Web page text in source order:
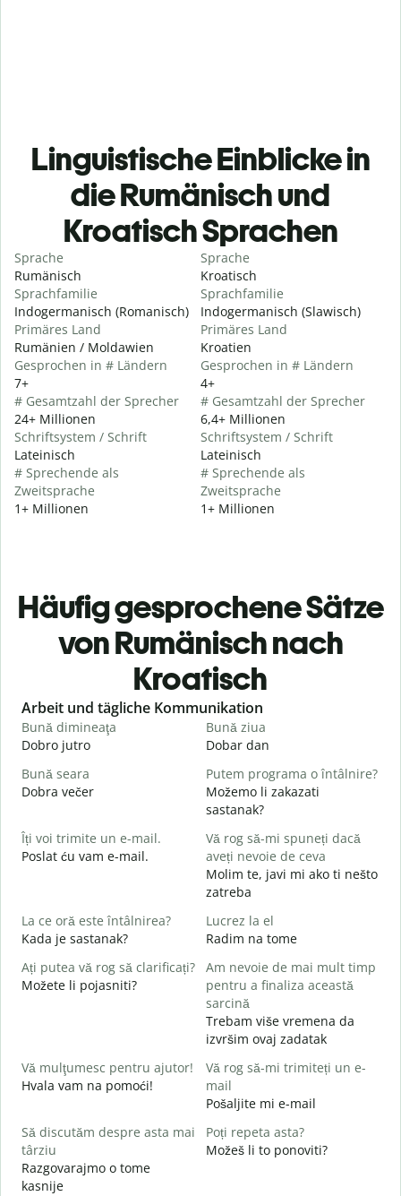
Linguistische Einblicke in
die Rumänisch und
Kroatisch Sprachen
Sprache
Rumänisch
Sprachfamilie
Indogermanisch (Romanisch)
Primäres Land
Rumänien / Moldawien
Gesprochen in # Ländern
7+
# Gesamtzahl der Sprecher
24+ Millionen
Schriftsystem / Schrift
Lateinisch
# Sprechende als
Zweitsprache
1+ Millionen
Sprache
Kroatisch
Sprachfamilie
Indogermanisch (Slawisch)
Primäres Land
Kroatien
Gesprochen in # Ländern
4+
# Gesamtzahl der Sprecher
6,4+ Millionen
Schriftsystem / Schrift
Lateinisch
# Sprechende als
Zweitsprache
1+ Millionen
Häufig gesprochene Sätze
von Rumänisch nach
Kroatisch
Slide 1 of 6
Arbeit und tägliche Kommunikation
Bună dimineaţa
Dobro jutro
Bună ziua
Dobar dan
Bună seara
Dobra večer
Putem programa o întâlnire?
Možemo li zakazati
sastanak?
Îți voi trimite un e-mail.
Poslat ću vam e-mail.
Vă rog să-mi spuneți dacă
aveți nevoie de ceva
Molim te, javi mi ako ti nešto
zatreba
La ce oră este întâlnirea?
Kada je sastanak?
Lucrez la el
Radim na tome
Ați putea vă rog să clarificați?
Možete li pojasniti?
Am nevoie de mai mult timp
pentru a finaliza această
sarcină
Trebam više vremena da
izvršim ovaj zadatak
Vă mulţumesc pentru ajutor!
Hvala vam na pomoći!
Vă rog să-mi trimiteți un e-
mail
Pošaljite mi e-mail
Să discutăm despre asta mai
târziu
Razgovarajmo o tome
kasnije
Poți repeta asta?
Možeš li to ponoviti?